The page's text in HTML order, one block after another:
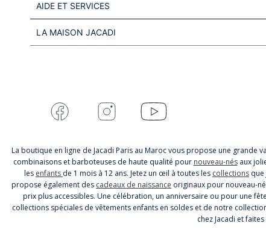
AIDE ET SERVICES
LA MAISON JACADI
La boutique en ligne de Jacadi Paris au Maroc vous propose une grande
combinaisons et barboteuses de haute qualité pour nouveau-nésaux
les enfants de 1 mois à 12 ans. Jetez un œil à toutes les collections que
propose également des cadeaux de naissance originaux pour nouveau-
prix plus accessibles. Une célébration, un anniversaire ou pour une
collections spéciales de vêtements enfants en soldes et de notre
chez Jacadi et